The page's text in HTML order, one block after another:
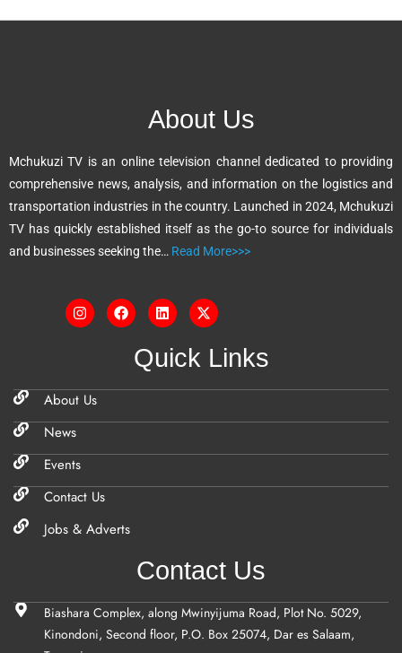
i
v
e
:
About Us
Mchukuzi TV is an online television channel dedicated to providing
comprehensive news, analysis, and information on the logistics and
transportation industries in the country. Launched in 2024, Mchukuzi
TV has quickly established itself as the go-to source for individuals
and businesses seeking the… Read More>>>
Quick Links
About Us
News
Events
Contact Us
Jobs & Adverts
Contact Us
Biashara Complex, along Mwinyijuma Road, Plot No. 5029,
Kinondoni, Second floor, P.O. Box 25074, Dar es Salaam,